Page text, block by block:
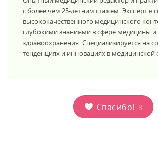
с более чем 25-летним стажем. Эксперт в
высококачественного медицинского
глубокими знаниями в сфере медицины и
здравоохранения. Специализируется на
тенденциях и инновациях в медицинской
Спасибо! 8